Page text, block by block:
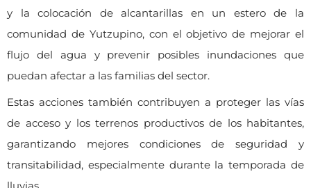
y la colocación de alcantarillas en un estero de la
comunidad de Yutzupino, con el objetivo de mejorar el
flujo del agua y prevenir posibles inundaciones que
puedan afectar a las familias del sector.
Estas acciones también contribuyen a proteger las vías
de acceso y los terrenos productivos de los habitantes,
garantizando mejores condiciones de seguridad y
transitabilidad, especialmente durante la temporada de